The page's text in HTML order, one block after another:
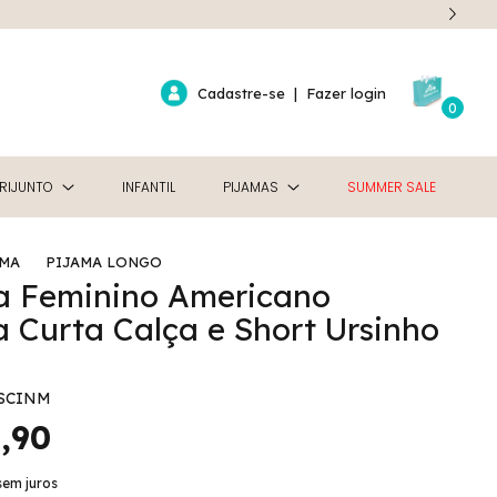
Cadastre-se | Fazer login
0
INFANTIL PIJAMAS SUMMER SALE
PIJAMA LONGO
Feminino Americano
Curta Calça e Short Ursinho
juros